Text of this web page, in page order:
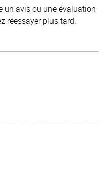
un avis ou une évaluation
réessayer plus tard.